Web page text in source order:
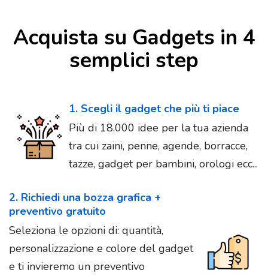
Acquista su Gadgets in 4
semplici step
1. Scegli il gadget che più ti piace
Più di 18.000 idee per la tua azienda
tra cui zaini, penne, agende, borracce,
tazze, gadget per bambini, orologi ecc...
2. Richiedi una bozza grafica +
preventivo gratuito
Seleziona le opzioni di: quantità,
personalizzazione e colore del gadget
e ti invieremo un preventivo